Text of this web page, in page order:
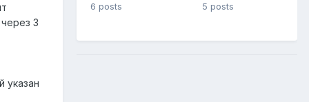
3
указан
6 posts
5 posts